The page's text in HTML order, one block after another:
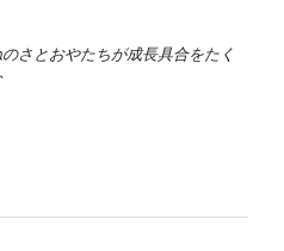
さとおやたちが成長具合をたく